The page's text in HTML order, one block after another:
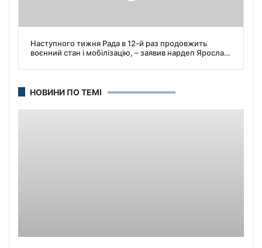
Наступного тижня Рада в 12-й раз продовжить
воєнний стан і мобілізацію, – заявив нардеп Ярослав
НОВИНИ ПО ТЕМІ